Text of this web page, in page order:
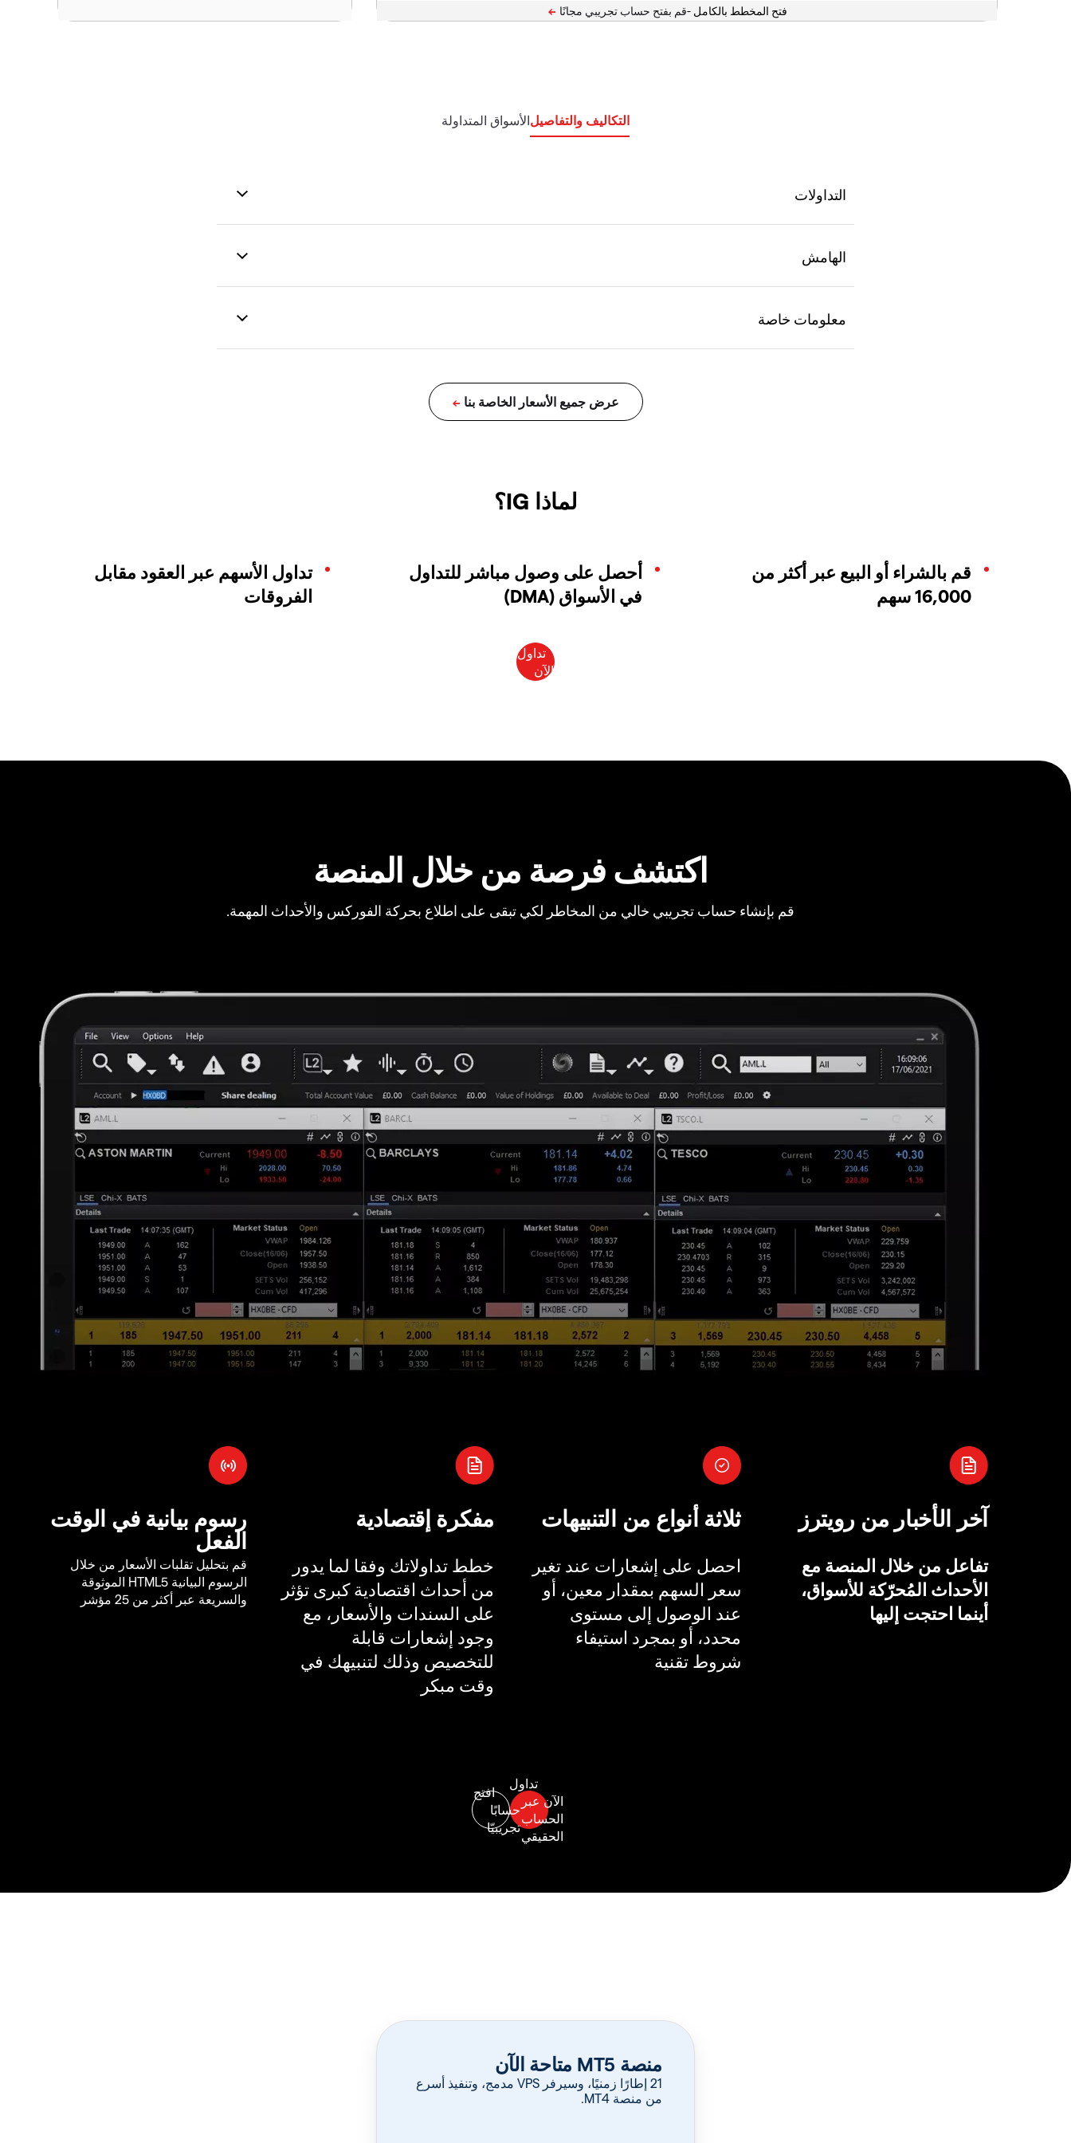
فتح المخطط بالكامل -
التكاليف والتفاصيلالأسواق المتداولة
لماذا IG؟
قم بالشراء أو البيع عبر أكثر من
16,000 سهم
أحصل على وصول مباشر للتداول
في الأسواق (DMA)
تداول الأسهم عبر العقود مقابل
الفروقات
اكتشف فرصة من خلال المنصة
قم بإنشاء حساب تجريبي خالي من المخاطر لكي تبقى على اطلاع بحركة الفوركس والأحداث المهمة.
آخر الأخبار من رويترز
تفاعل من خلال المنصة مع
الأحداث المُحرّكة للأسواق،
أينما احتجت إليها
ثلاثة أنواع من التنبيهات
احصل على إشعارات عند تغير
سعر السهم بمقدار معين، أو
عند الوصول إلى مستوى
محدد، أو بمجرد استيفاء
شروط تقنية
مفكرة إقتصادية
خطط تداولاتك وفقا لما يدور
من أحداث اقتصادية كبرى تؤثر
على السندات والأسعار، مع
وجود إشعارات قابلة
للتخصيص وذلك لتنبيهك في
وقت مبكر
رسوم بيانية في الوقت
الفعل
قم بتحليل تقلبات الأسعار من خلال
الرسوم البيانية HTML5 الموثوقة
والسريعة عبر أكثر من 25 مؤشر
منصة MT5 متاحة الآن
‏21 إطارًا زمنيًا، وسيرفر VPS مدمج، وتنفيذ أسرع
من منصة MT4.